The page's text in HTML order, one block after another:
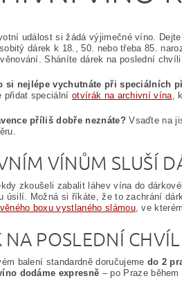
událost si žádá výjimečné víno.
dárek k 18., 50. nebo třeba 85.
Sháníte dárek na poslední
si nejlépe vychutnáte při speciálních
přidat speciálníotvírák na archivní vína,
příliš dobře neznáte? Vsaďte na
VÍNŮM SLUŠÍ
zkoušeli zabalit láhev vína do
úsilí. Možná si říkáte, že to zachrání
boxu vystlaného slámou, ve
NA POSLEDNÍ
balení standardně doručujeme do 2
dodáme expresně – po Praze